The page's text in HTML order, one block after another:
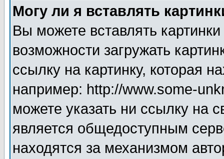
Могу ли я вставлять
Вы можете вставлять
возможности загружать
ссылку на картинку, которая
например: http://www.some-
можете указать ни ссылку на
является общедоступным
находятся за механизмом